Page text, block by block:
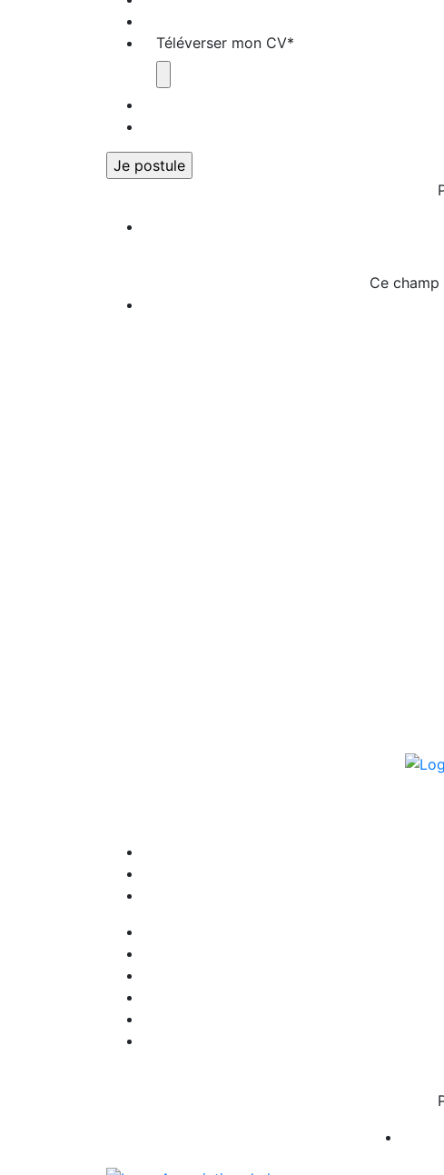
Téléverser mon CV*
Ce